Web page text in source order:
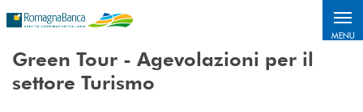
MENU
Green Tour - Agevolazioni per il
settore Turismo